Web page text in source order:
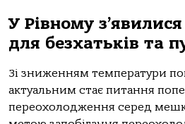
У Рівному з’явилися
для безхатьків та
Зі зниженням температури
актуальним стає питання
переохолодження серед